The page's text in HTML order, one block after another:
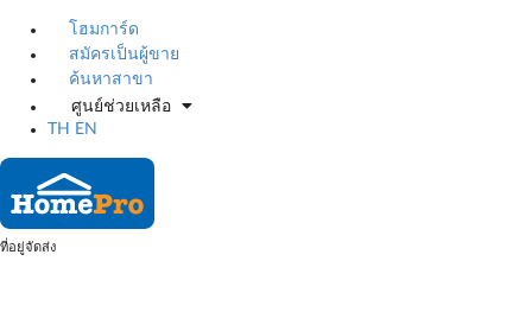
โฮมการ์ด
สมัครเป็นผู้ขาย
ค้นหาสาขา
ศูนย์ช่วยเหลือ
TH
EN
ที่อยู่จัดส่ง